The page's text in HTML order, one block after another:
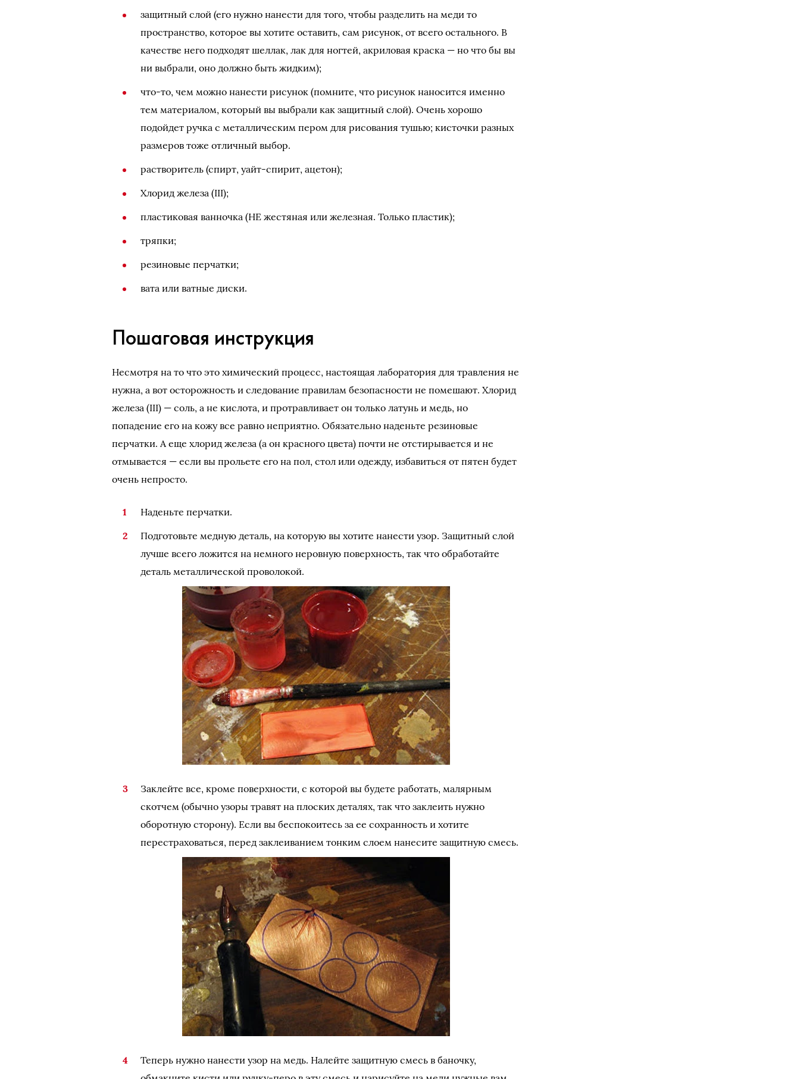
защитный слой (его нужно нанести для того, чтобы разделить на меди то
пространство, которое вы хотите оставить, сам рисунок, от всего остального. В
качестве него подходят шеллак, лак для ногтей, акриловая краска — но что бы вы
ни выбрали, оно должно быть жидким);
что-то, чем можно нанести рисунок (помните, что рисунок наносится именно
тем материалом, который вы выбрали как защитный слой). Очень хорошо
подойдет ручка с металлическим пером для рисования тушью; кисточки разных
размеров тоже отличный выбор.
растворитель (спирт, уайт-спирит, ацетон);
Хлорид железа (III);
пластиковая ванночка (НЕ жестяная или железная. Только пластик);
тряпки;
резиновые перчатки;
вата или ватные диски.
Пошаговая инструкция
Несмотря на то что это химический процесс, настоящая лаборатория для травления не
нужна, а вот осторожность и следование правилам безопасности не помешают. Хлорид
железа (III) — соль, а не кислота, и протравливает он только латунь и медь, но
попадение его на кожу все равно неприятно. Обязательно наденьте резиновые
перчатки. А еще хлорид железа (а он красного цвета) почти не отстирывается и не
отмывается — если вы прольете его на пол, стол или одежду, избавиться от пятен будет
очень непросто.
Наденьте перчатки.
Подготовьте медную деталь, на которую вы хотите нанести узор. Защитный слой
лучше всего ложится на немного неровную поверхность, так что обработайте
деталь металлической проволокой.
Заклейте все, кроме поверхности, с которой вы будете работать, малярным
скотчем (обычно узоры травят на плоских деталях, так что заклеить нужно
оборотную сторону). Если вы беспокоитесь за ее сохранность и хотите
перестраховаться, перед заклеиванием тонким слоем нанесите защитную смесь.
Теперь нужно нанести узор на медь. Налейте защитную смесь в баночку,